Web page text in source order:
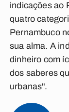
indicações ao
quatro
Pernambuco
sua alma. A
dinheiro com
dos saberes
urbanas".